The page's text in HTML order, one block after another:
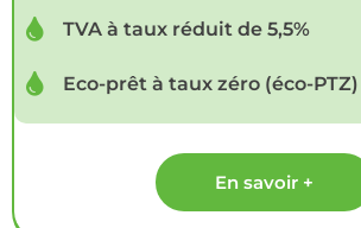
TVA à taux réduit de 5,5%
Eco-prêt à taux zéro (éco-PTZ)
En savoir +